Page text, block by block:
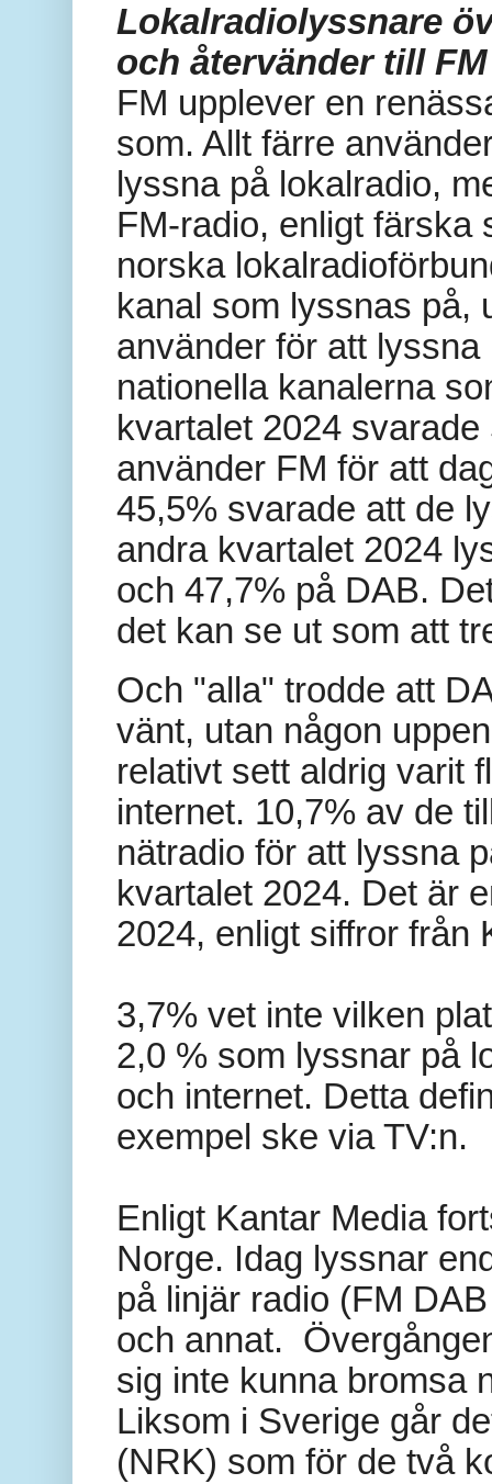
Lokalradiolyssnare
och återvänder till FM
FM upplever en
som. Allt färre
lyssna på lokalradio,
FM-radio, enligt färska
norska
kanal som lyssnas på,
använder för att
nationella kanalerna
kvartalet 2024
använder FM för att
45,5% svarade att de
andra kvartalet 2024
och 47,7% på DAB.
det kan se ut som att
Och "alla" trodde att
vänt, utan någon
relativt sett aldrig varit
internet. 10,7% av de
nätradio för att lyssna
kvartalet 2024. Det är
2024, enligt siffror från
3,7% vet inte vilken
2,0 % som lyssnar på
och internet. Detta
exempel ske via TV:n.
Enligt Kantar Media
Norge. Idag lyssnar
på linjär radio (FM
och annat.
sig inte kunna bromsa
Liksom i Sverige går
(NRK) som för de två